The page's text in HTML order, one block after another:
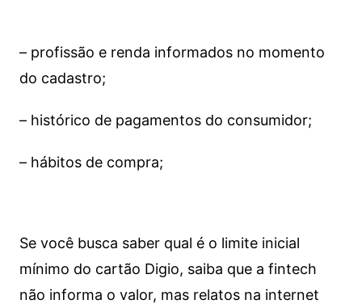
– profissão e renda informados no momento
do cadastro;
– histórico de pagamentos do consumidor;
– hábitos de compra;
Se você busca saber qual é o limite inicial
mínimo do cartão Digio, saiba que a fintech
não informa o valor, mas relatos na internet